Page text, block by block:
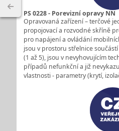
PS 0228 - Porevizní opravy NN
Opravovaná zařízení – terčové
propojovací a rozvodné skříně
pro napájení a ovládání
jsou v prostoru střelnice
(1 až 5), jsou v nevyhovujícím
případů nefunkční a již
vlastnosti - parametry (krytí,